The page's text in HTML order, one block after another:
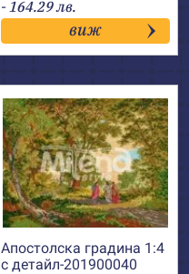
range:
31.90€
through
84.00€
- 164.29 лв.
виж
Апостолска градина 1:4
с детайл-201900040